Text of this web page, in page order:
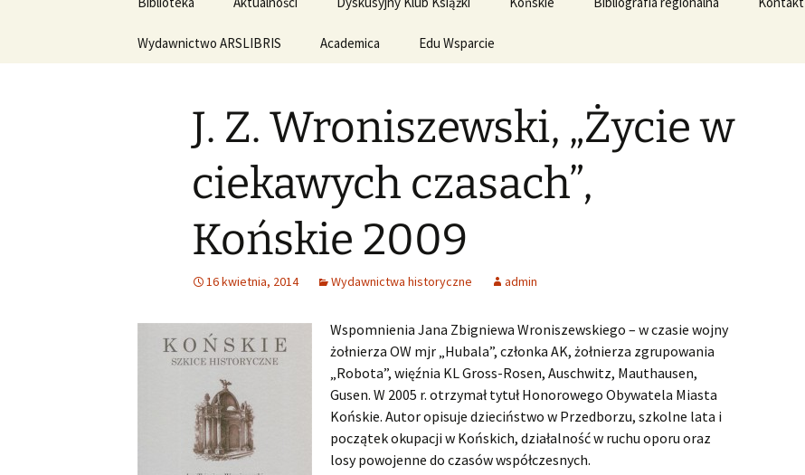
Nasz patron Cezary
Chlebowski
Regulaminy i RODO
Standardy Ochrony
Małoletnich
Standardy Ochrony
Małoletnich – wersja
skrócona dla małoletnich
Deklaracja dostępności
Exlibrisy Biblioteki
Historia
Wsparcie finansowe
Najbliższe spotkanie DKK
Środowisko geograficzne
Wydawnictwo ARSLIBRIS
Wydawnictwa literackie
Jak kupować?
Academica Edu Wsparcie
English Original Books /
Wersje oryginalne
English Graded Readers /
wersje uproszczone /
Polish-English Books /
Wersje polsko-angielskie
& Młodzieży
Literary Language
Workshops / Literackie
Warsztaty Językowe
Konkurs: WOW! Czytam
Po Angielsku
J. Z. Wroniszewski, „Życie w
ciekawych czasach”,
Końskie 2009
16 kwietnia, 2014 Wydawnictwa historyczne admin
Wspomnienia Jana Zbigniewa Wroniszewskiego – w czasie wojny
żołnierza OW mjr „Hubala”, członka AK, żołnierza zgrupowania
„Robota”, więźnia KL Gross-Rosen, Auschwitz, Mauthausen,
Gusen. W 2005 r. otrzymał tytuł Honorowego Obywatela Miasta
Końskie. Autor opisuje dzieciństwo w Przedborzu, szkolne lata i
początek okupacji w Końskich, działalność w ruchu oporu oraz
losy powojenne do czasów współczesnych.